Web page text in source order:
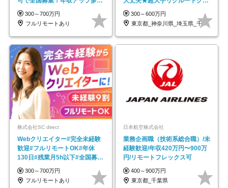
★年休最大130日★
300～700万円
フルリモートあり
ープの正社員/sg
300～600万円
東京都_神奈川県_埼玉県_千葉県_大阪府…
株式会社SC direct
Webクリエイター#完全未経験
歓迎#フルリモートOK#年休
130日#残業月5h以下#全国募集
#最大1年の研修
300～700万円
フルリモートあり
日本航空株式会社
業務企画職（技術系総合職）/未
経験歓迎/年収420万円〜900万
円/リモートフレックス可
400～900万円
東京都_千葉県